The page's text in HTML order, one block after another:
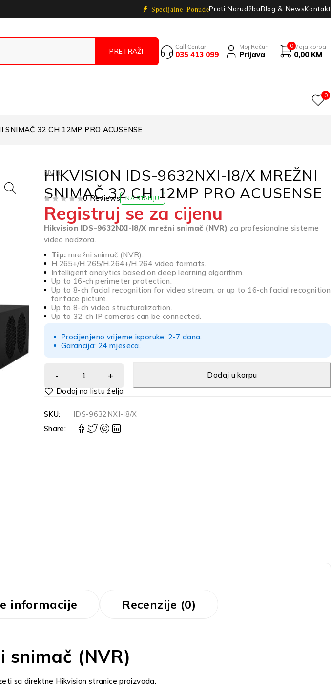
Specijalne PonudePrati NarudžbuBlog & NewsKontakt
Call Centar
035 413 099
Moj Račun
Prijava
0 Moja korpa
0,00 KM
0
32 CH 12MP PRO ACUSENSE
NVR
HIKVISION IDS-9632NXI-I8/X MREŽNI
SNIMAČ 32 CH 12MP PRO ACUSENSE
0 Reviews NA STANJU
Registruj se za cijenu
Hikvision IDS-9632NXI-I8/X mrežni snimač (NVR) za profesionalne sisteme
video nadzora.
Tip: mrežni snimač (NVR).
H.265+/H.265/H.264+/H.264 video formats.
Intelligent analytics based on deep learning algorithm.
Up to 16-ch perimeter protection.
Up to 8-ch facial recognition for video stream, or up to 16-ch facial recognition
for face picture.
Up to 8-ch video structuralization.
Up to 32-ch IP cameras can be connected.
Procijenjeno vrijeme isporuke: 2-7 dana.
Garancija: 24 mjeseca.
Dodaj u korpu
Alternative:
SKU:
IDS-9632NXI-I8/X
Share:
informacije Recenzije (0)
snimač (NVR)
sa direktne Hikvision stranice proizvoda.